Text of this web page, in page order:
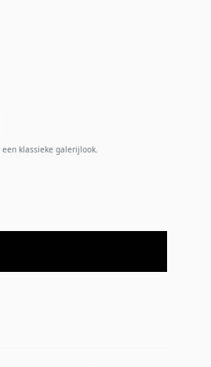
klassieke galerijlook.